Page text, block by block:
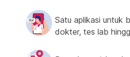
Satu aplikasi untuk
dokter, tes lab